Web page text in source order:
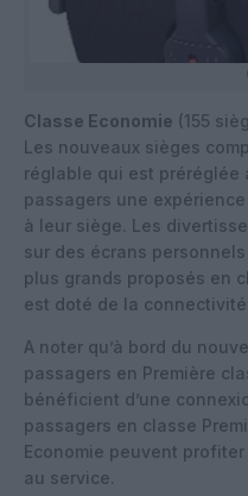
Classe Economie (155
Les nouveaux sièges
réglable qui est préréglée
passagers une
à leur siège. Les
sur des écrans
plus grands proposés en
est doté de la
A noter qu’à bord du
passagers en Première
bénéficient d’une
passagers en classe
Economie peuvent profiter
au service.